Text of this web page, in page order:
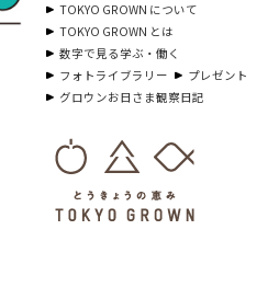
TOKYO GROWN について
TOKYO GROWN とは
数字で見る学ぶ・働く
フォトライブラリー
プレゼント
グロウンお日さま観察日記